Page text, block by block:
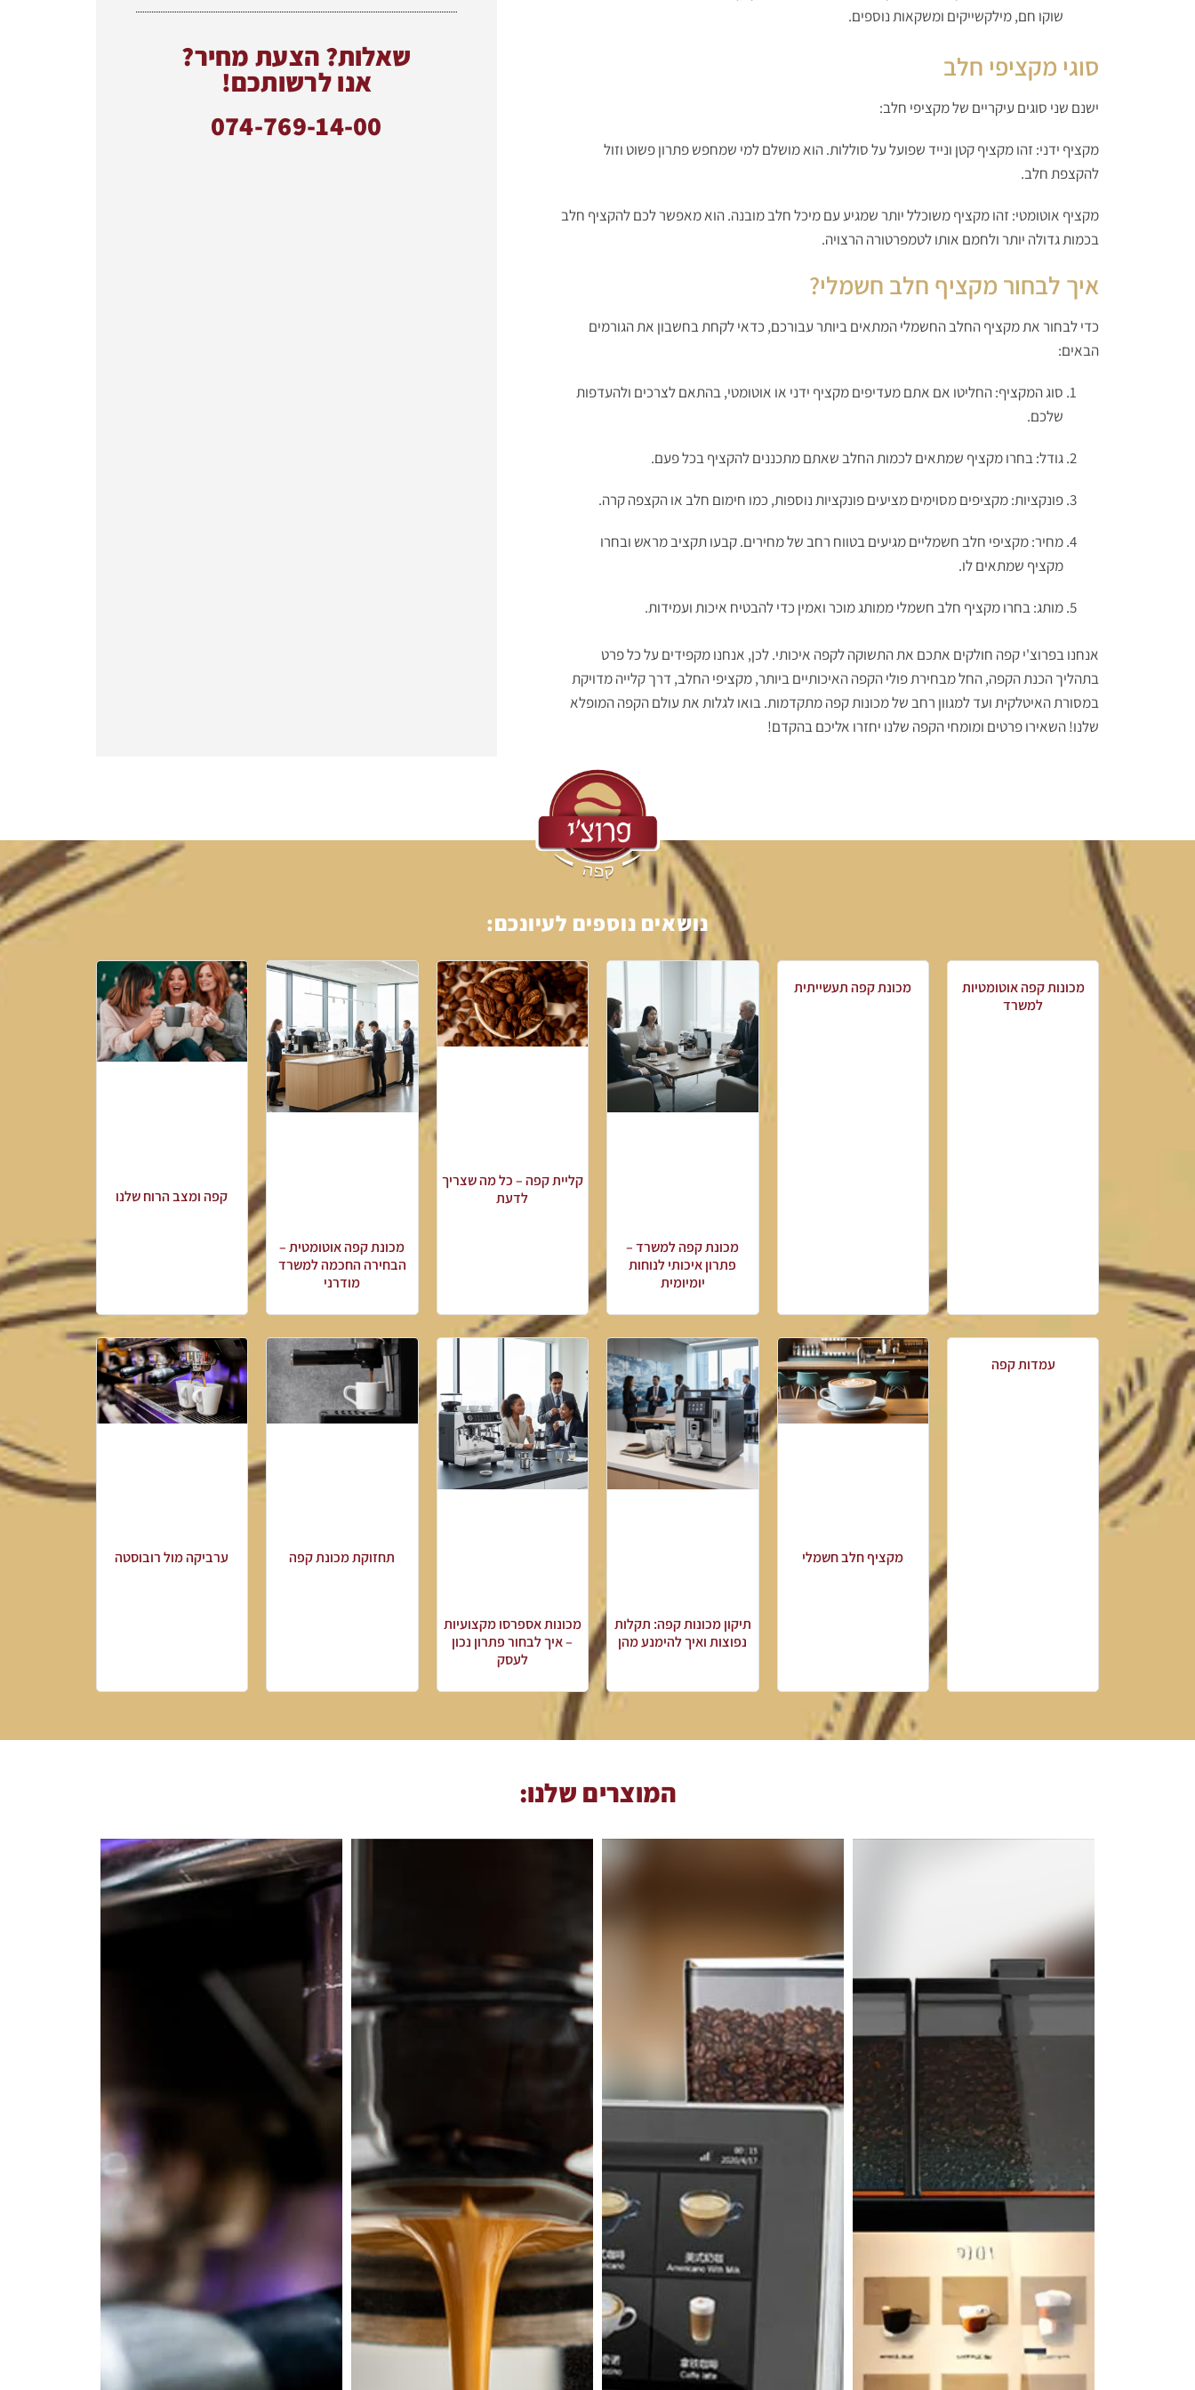
שוקו חם, מילקשייקים ומשקאות נוספים.
סוגי מקציפי חלב
ישנם שני סוגים עיקריים של מקציפי חלב:
מקציף ידני: זהו מקציף קטן ונייד שפועל על סוללות. הוא מושלם למי שמחפש פתרון פשוט וזול
להקצפת חלב.
מקציף אוטומטי: זהו מקציף משוכלל יותר שמגיע עם מיכל חלב מובנה. הוא מאפשר לכם להקציף חלב
בכמות גדולה יותר ולחמם אותו לטמפרטורה הרצויה.
איך לבחור מקציף חלב חשמלי?
כדי לבחור את מקציף החלב החשמלי המתאים ביותר עבורכם, כדאי לקחת בחשבון את הגורמים
הבאים:
סוג המקציף: החליטו אם אתם מעדיפים מקציף ידני או אוטומטי, בהתאם לצרכים ולהעדפות
שלכם.
גודל: בחרו מקציף שמתאים לכמות החלב שאתם מתכננים להקציף בכל פעם.
פונקציות: מקציפים מסוימים מציעים פונקציות נוספות, כמו חימום חלב או הקצפה קרה.
מחיר: מקציפי חלב חשמליים מגיעים בטווח רחב של מחירים. קבעו תקציב מראש ובחרו
מקציף שמתאים לו.
מותג: בחרו מקציף חלב חשמלי ממותג מוכר ואמין כדי להבטיח איכות ועמידות.
אנחנו בפרוצ'י קפה חולקים אתכם את התשוקה לקפה איכותי. לכן, אנחנו מקפידים על כל פרט
בתהליך הכנת הקפה, החל מבחירת פולי הקפה האיכותיים ביותר, מקציפי החלב, דרך קלייה מדויקת
במסורת האיטלקית ועד למגוון רחב של מכונות קפה מתקדמות. בואו לגלות את עולם הקפה המופלא
שלנו! השאירו פרטים ומומחי הקפה שלנו יחזרו אליכם בהקדם!
שאלות? הצעת מחיר?
אנו לרשותכם!
074-769-14-00
נושאים נוספים לעיונכם:
מכונות קפה אוטומטיות
למשרד
מכונת קפה תעשייתית
מכונת קפה למשרד –
פתרון איכותי לנוחות
יומיומית
קליית קפה – כל מה שצריך
לדעת
מכונת קפה אוטומטית –
הבחירה החכמה למשרד
מודרני
קפה ומצב הרוח שלנו
עמדות קפה
מקציף חלב חשמלי
תיקון מכונות קפה: תקלות
נפוצות ואיך להימנע מהן
מכונות אספרסו מקצועיות
– איך לבחור פתרון נכון
לעסק
תחזוקת מכונת קפה ערביקה מול רובוסטה
המוצרים שלנו: